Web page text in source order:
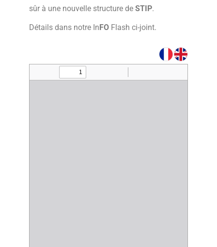
sûr à une nouvelle structure de STIP.
Détails dans notre InFO Flash ci-joint.